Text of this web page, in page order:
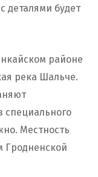
деталями будет
районе
река Шальче.
специального
Местность
Гродненской